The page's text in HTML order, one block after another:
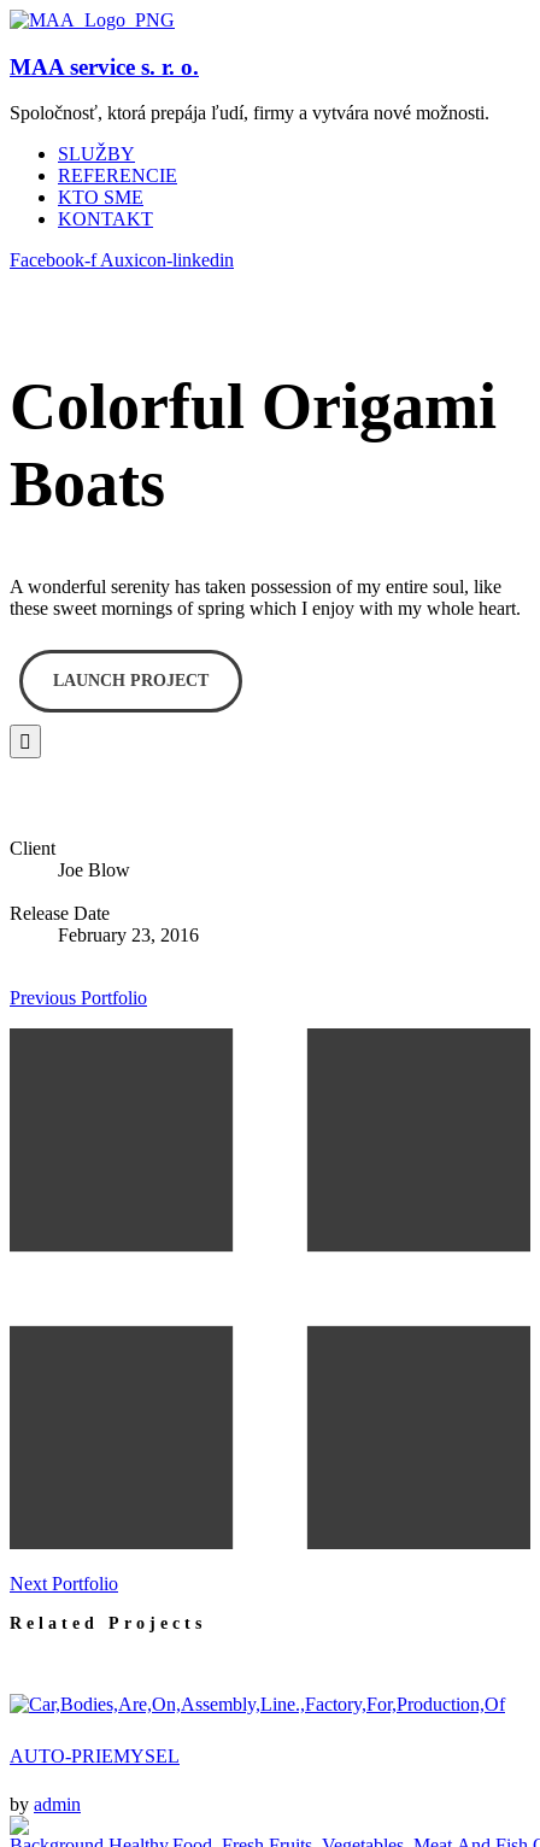
MAA service s. r. o.
Spoločnosť, ktorá prepája ľudí, firmy a vytvára nové možnosti.
SLUŽBY
REFERENCIE
KTO SME
KONTAKT
Facebook-fAuxicon-linkedin
Colorful Origami
Boats
A wonderful serenity has taken possession of my entire soul, like
these sweet mornings of spring which I enjoy with my whole heart.
LAUNCH PROJECT
Client
Joe Blow
Release Date
February 23, 2016
Previous Portfolio
Next Portfolio
Related Projects
AUTO-PRIEMYSEL
by admin